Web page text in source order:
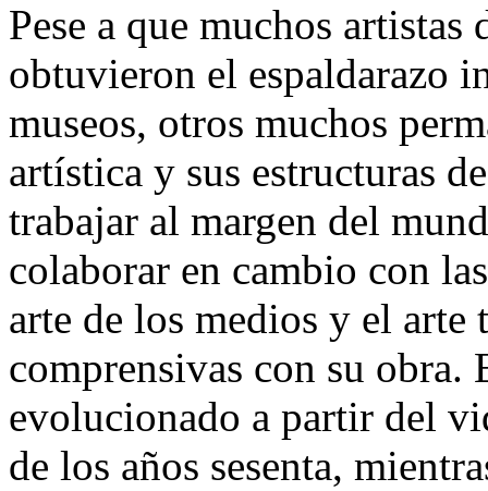
Pese a que muchos
obtuvieron el espaldarazo
museos, otros muchos
artística y sus estructuras
trabajar al margen del
colaborar en cambio con
arte de los medios y el
comprensivas con su obra.
evolucionado a partir del
de los años sesenta,